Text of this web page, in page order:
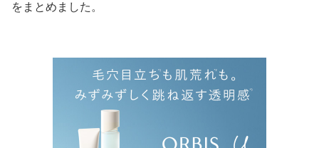
をまとめました。